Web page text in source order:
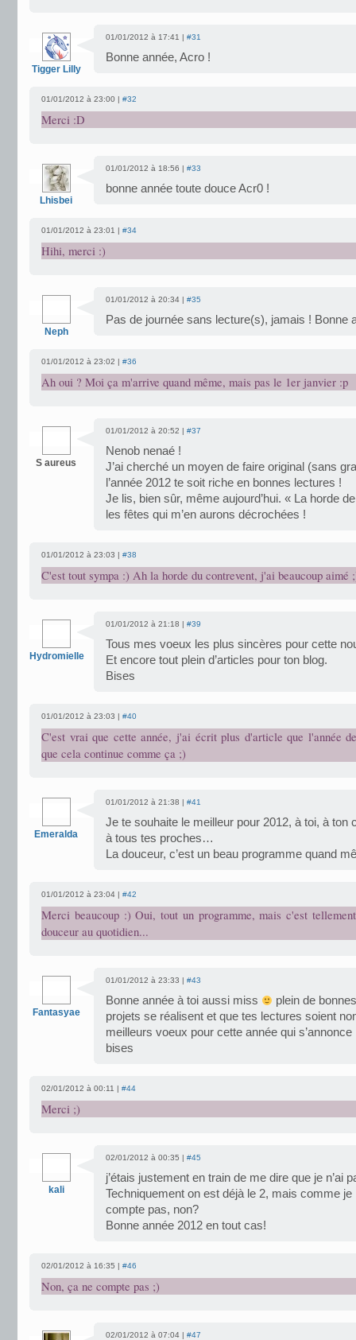
Tigger Lilly
01/01/2012 à 17:41 | #31
Bonne année, Acro !
01/01/2012 à 23:00 | #32
Merci :D
Lhisbei
01/01/2012 à 18:56 | #33
bonne année toute douce Acr0 !
01/01/2012 à 23:01 | #34
Hihi, merci :)
Neph
01/01/2012 à 20:34 | #35
Pas de journée sans lecture(s), jamais ! Bonne
01/01/2012 à 23:02 | #36
Ah oui ? Moi ça m'arrive quand même, mais pas le 1er janvier :p
S aureus
01/01/2012 à 20:52 | #37
Nenob nenaé !
J’ai cherché un moyen de faire original (sans
l’année 2012 te soit riche en bonnes lectures !
Je lis, bien sûr, même aujourd’hui. « La horde
les fêtes qui m’en aurons décrochées !
01/01/2012 à 23:03 | #38
C'est tout sympa :) Ah la horde du contrevent, j'ai beaucoup aimé
Hydromielle
01/01/2012 à 21:18 | #39
Tous mes voeux les plus sincères pour cette
Et encore tout plein d’articles pour ton blog.
Bises
01/01/2012 à 23:03 | #40
C'est vrai que cette année, j'ai écrit plus d'article que l'année
que cela continue comme ça ;)
Emeralda
01/01/2012 à 21:38 | #41
Je te souhaite le meilleur pour 2012, à toi, à ton
à tous tes proches…
La douceur, c’est un beau programme quand
01/01/2012 à 23:04 | #42
Merci beaucoup :) Oui, tout un programme, mais c'est
douceur au quotidien...
Fantasyae
01/01/2012 à 23:33 | #43
Bonne année à toi aussi miss
plein de
projets se réalisent et que tes lectures soient
meilleurs voeux pour cette année qui s’annonce
bises
02/01/2012 à 00:11 | #44
Merci ;)
kali
02/01/2012 à 00:35 | #45
j’étais justement en train de me dire que je n’ai
Techniquement on est déjà le 2, mais comme
compte pas, non?
Bonne année 2012 en tout cas!
02/01/2012 à 16:35 | #46
Non, ça ne compte pas ;)
02/01/2012 à 07:04 | #47